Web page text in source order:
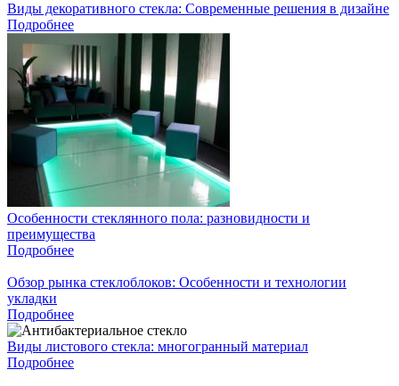
Виды декоративного стекла: Современные решения в дизайне
Подробнее
Особенности стеклянного пола: разновидности и
преимущества
Подробнее
Обзор рынка стеклоблоков: Особенности и технологии
укладки
Подробнее
Виды листового стекла: многогранный материал
Подробнее